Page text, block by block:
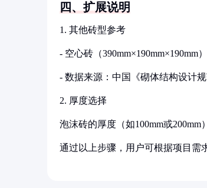
四、扩展说明
1. 其他砖型参考
- 空心砖（390mm×190mm×190mm
- 数据来源：中国《砌体结构设计规
2. 厚度选择
泡沫砖的厚度（如100mm或
通过以上步骤，用户可根据项目需